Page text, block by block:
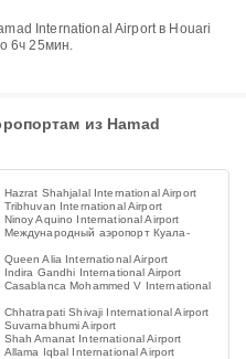
6ч 25мин.
из Hamad
Shahjalal International Airport
International Airport
Aquino International Airport
аэропорт Куала-
Alia International Airport
Gandhi International Airport
Mohammed V International
Shivaji International Airport
Airport
Amanat International Airport
Iqbal International Airport